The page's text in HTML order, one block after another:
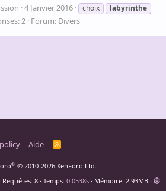
4 Janvier 2016 choix
labyrinthe
2 Forum: Divers
Aide
R
® © 2010-2026 XenForo Ltd.
Requêtes 8 Temps 0.0538s Mémoire 2.93MB